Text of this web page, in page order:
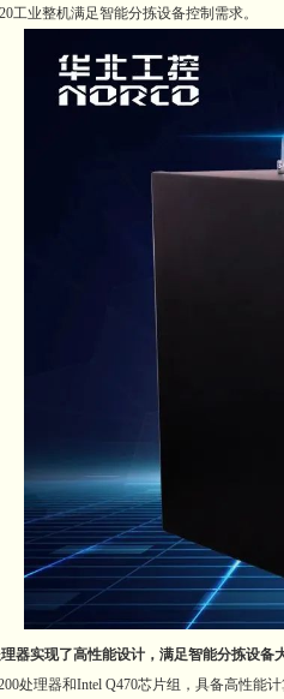
工业整机满足智能分拣设备控制需求。
器实现了高性能设计，满足智能分拣设
处理器和Intel Q470芯片组，具备高性能